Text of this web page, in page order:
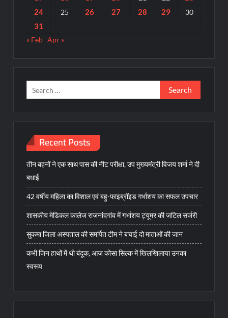
24
25 26 27 28 29 30
31
« Feb Apr »
Search
for:
Recent Posts
तीन बहनों ने एक साथ पास की नीट परीक्षा, उप मुख्यमंत्री विजय शर्मा ने दी
बधाई
42 वर्षीय महिला का विशाल एवं बहु-फाइब्रॉइड गर्भाशय का सफल उपचार
शासकीय मेडिकल कालेज राजनांदगांव में गर्भाशय ट्यूमर की जटिल सर्जरी
सुकमा जिला अस्पताल की समर्पित टीम ने बचाई दो माताओं की जान
कभी जिन हाथों में थी बंदूक, आज कोसा सिल्क में खिलखिलाया उनका
स्वरूप